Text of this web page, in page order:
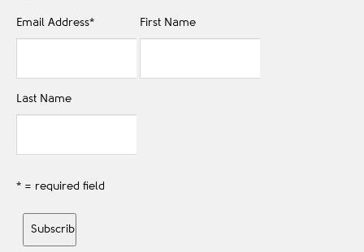
Email Address* First Name
Last Name
* = required field